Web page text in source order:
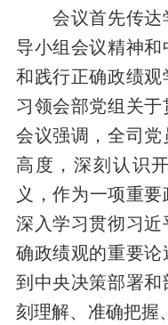
会议首先传达
导小组会议精神
和践行正确政绩
习领会部党组关于
会议强调，全司党
高度，深刻认识
义 ，作为一项重要
深入学习贯彻习
确政绩观的重要
到中央决策部署
刻理解、准确把握